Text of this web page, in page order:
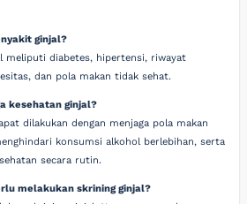
ginjal?
meliputi diabetes, hipertensi, riwayat
dan pola makan tidak sehat.
kesehatan ginjal?
dilakukan dengan menjaga pola makan
konsumsi alkohol berlebihan, serta
secara rutin.
melakukan skrining ginjal?